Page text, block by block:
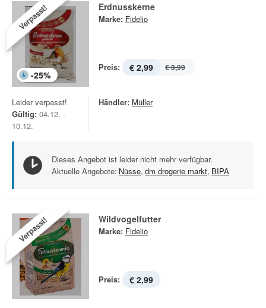
Verpasst!
-25%
Erdnusskerne
Marke: Fidelio
Preis: € 2,99 € 3,99
Leider verpasst!
Gültig: 04.12. -
10.12.
Händler: Müller
Dieses Angebot ist leider nicht mehr verfügbar.
Aktuelle Angebote: Nüsse, dm drogerie markt, BIPA
Verpasst! Wildvogelfutter
Marke: Fidelio
Preis: € 2,99